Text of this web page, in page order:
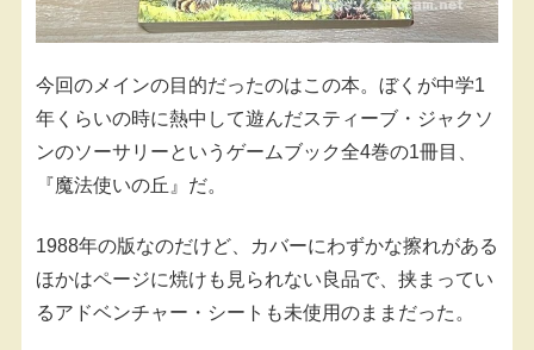
今回のメインの目的だったのはこの本。ぼくが中学1
年くらいの時に熱中して遊んだスティーブ・ジャクソ
ンのソーサリーというゲームブック全4巻の1冊目、
『魔法使いの丘』だ。
1988年の版なのだけど、カバーにわずかな擦れがある
ほかはページに焼けも見られない良品で、挟まってい
るアドベンチャー・シートも未使用のままだった。